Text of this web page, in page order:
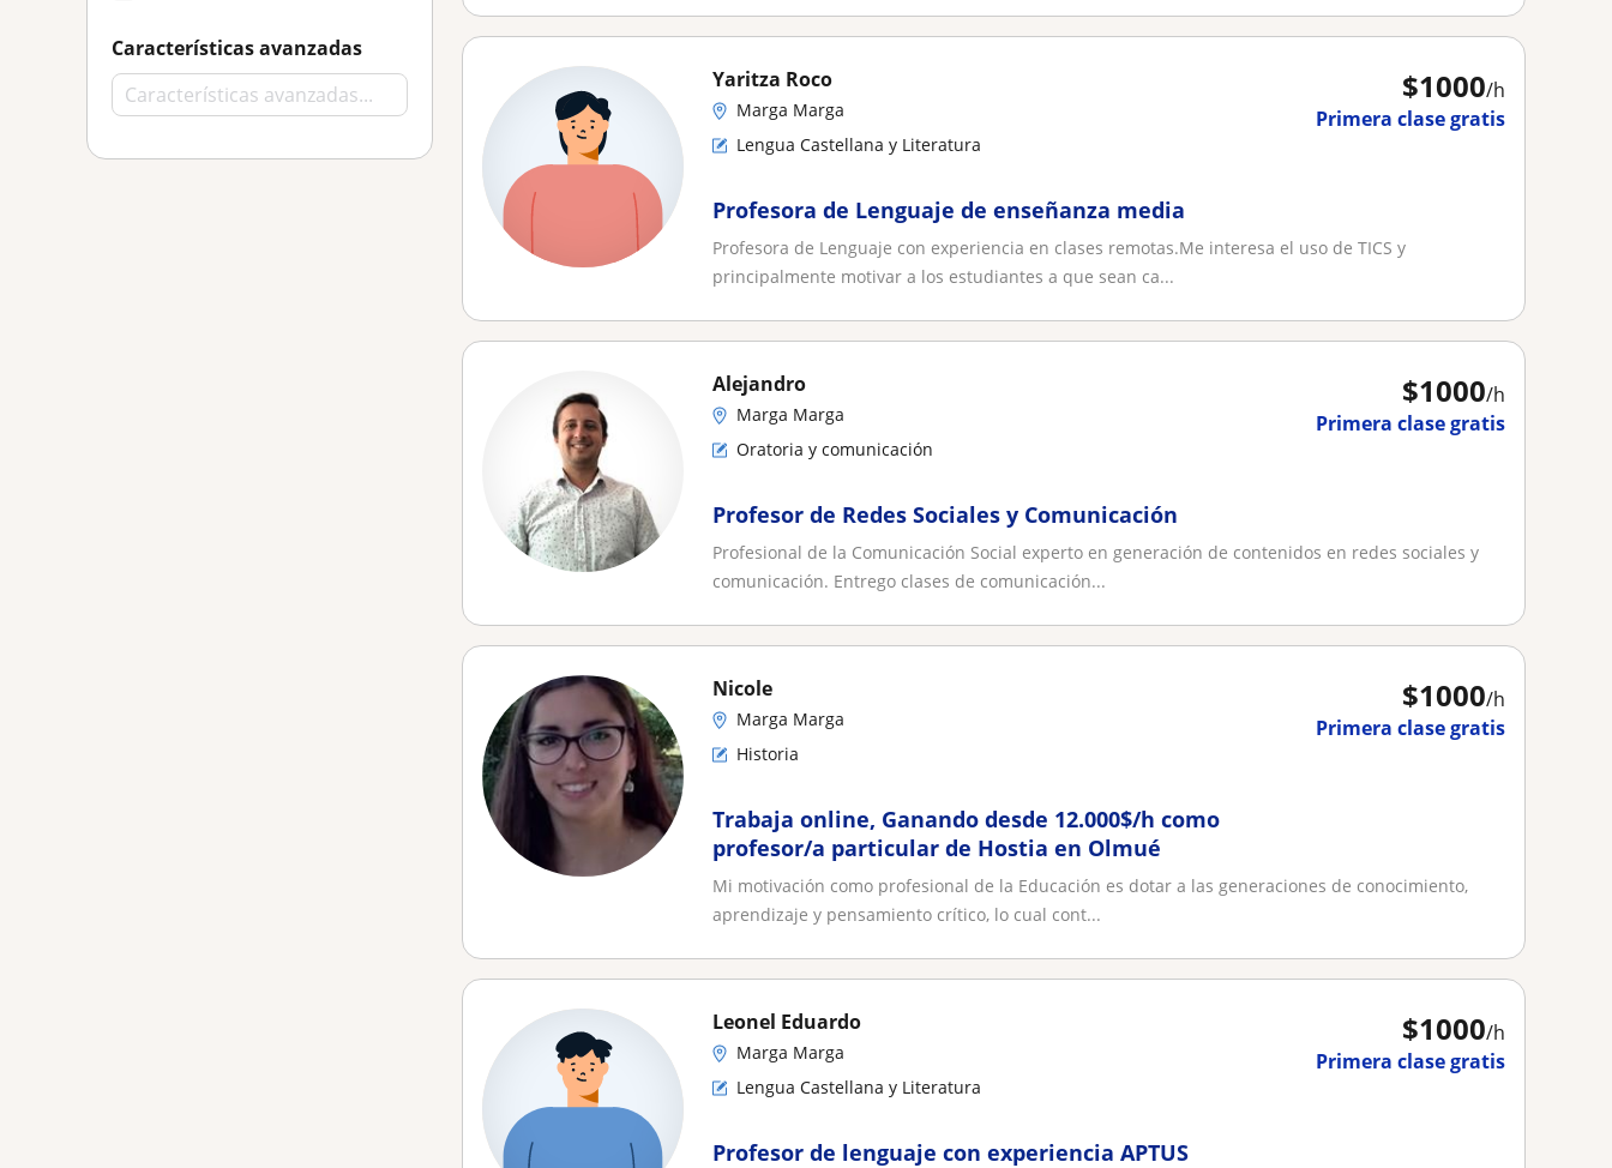
Características avanzadas
$1000/h
Primera clase gratis
Yaritza Roco
Marga Marga
Lengua Castellana y Literatura
Profesora de Lenguaje de enseñanza media
Profesora de Lenguaje con experiencia en clases remotas.Me interesa el uso de TICS y
principalmente motivar a los estudiantes a que sean ca...
$1000/h
Primera clase gratis
Alejandro
Marga Marga
Oratoria y comunicación
Profesor de Redes Sociales y Comunicación
Profesional de la Comunicación Social experto en generación de contenidos en redes sociales y
comunicación. Entrego clases de comunicación...
$1000/h
Primera clase gratis
Nicole
Marga Marga
Historia
Trabaja online, Ganando desde 12.000$/h como
profesor/a particular de Hostia en Olmué
Mi motivación como profesional de la Educación es dotar a las generaciones de conocimiento,
aprendizaje y pensamiento crítico, lo cual cont...
$1000/h
Primera clase gratis
Leonel Eduardo
Marga Marga
Lengua Castellana y Literatura
Profesor de lenguaje con experiencia APTUS